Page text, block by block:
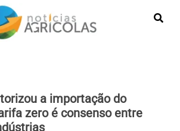
a importação do
zero é consenso entre